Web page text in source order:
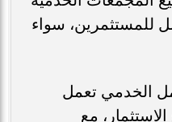
للمستثمرين، سواء
الخدمي تعمل
مع